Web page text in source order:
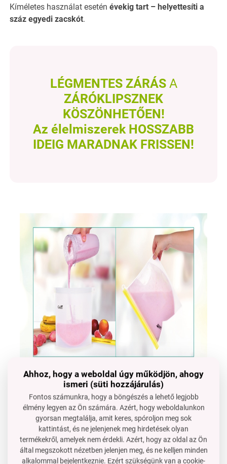
Kíméletes használat esetén évekig tart – helyettesíti a
száz egyedi zacskót.
LÉGMENTES ZÁRÁSA
ZÁRÓKLIPSZNEK
KÖSZÖNHETŐEN!
Az élelmiszerek HOSSZABB
IDEIG MARADNAK FRISSEN!
Ahhoz, hogy a weboldal úgy működjön, ahogy
ismeri (süti hozzájárulás)
Fontos számunkra, hogy a böngészés a lehető legjobb
élmény legyen az Ön számára. Azért, hogy weboldalunkon
gyorsan megtalálja, amit keres, spóroljon meg sok
kattintást, és ne jelenjenek meg hirdetések olyan
termékekről, amelyek nem érdekli. Azért, hogy az oldal az Ön
által megszokott nézetben jelenjen meg, és ne kelljen minden
alkalommal bejelentkeznie. Ezért szükségünk van a cookie-